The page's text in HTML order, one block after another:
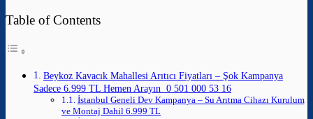
Table of Contents
Beykoz Kavacık Mahallesi Arıtıcı Fiyatları – Şok Kampanya
Sadece 6.999 TL Hemen Arayın 0 501 000 53 16
İstanbul Geneli Dev Kampanya – Su Arıtma Cihazı Kurulum
ve Montaj Dahil 6.999 TL